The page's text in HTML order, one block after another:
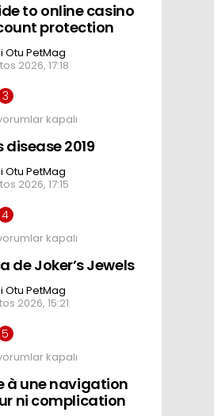
casino
account
to online casino
protection
Otu PetMag
2026, 17:18
kapalı
2019
Otu PetMag
2026, 17:15
kapalı
de Joker’s Jewels
Otu PetMag
2026, 15:21
à
kapalı
à une navigation
ni complication